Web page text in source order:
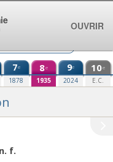
7e
1878
8e
1935
9e
2024
10e
E.C.
n. f.
OUVRIR